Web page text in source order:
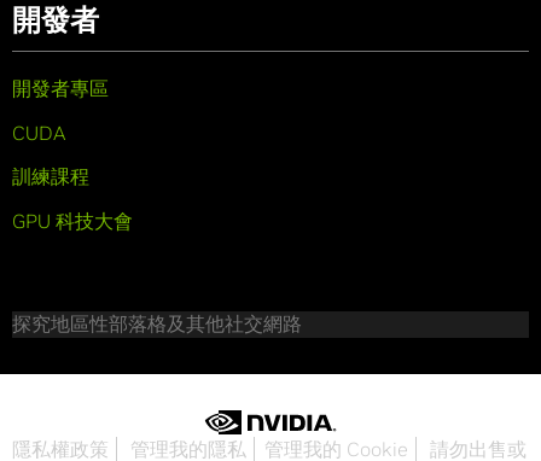
開發者
開發者專區
CUDA
訓練課程
GPU 科技大會
探究地區性部落格及其他社交網路
隱私權政策 管理我的隱私 管理我的 Cookie 請勿出售或